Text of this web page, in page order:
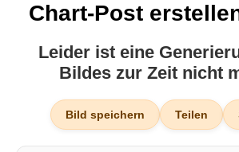
Chart-Post
Leider ist eine
Bildes zur Zeit nicht
Bild speichern Teilen